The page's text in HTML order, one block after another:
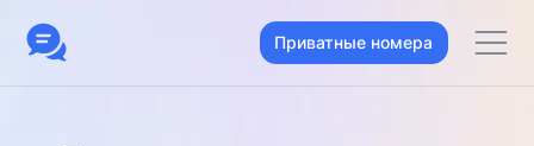
Приватные номера